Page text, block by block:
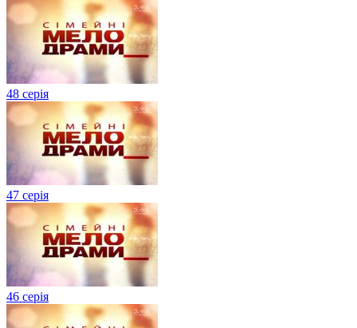
48 серія
47 серія
46 серія